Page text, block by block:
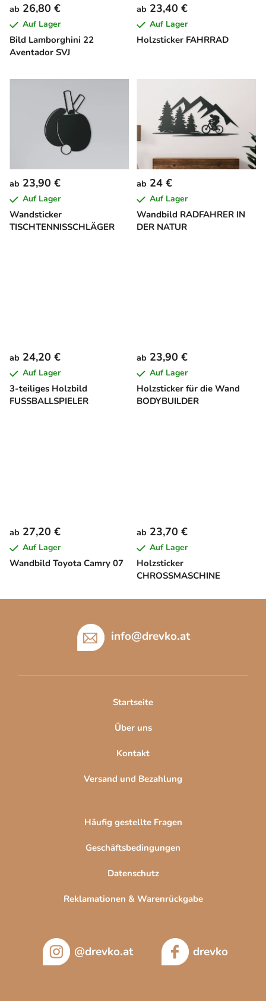
Bild Lamborghini 22
Aventador SVJ
ab 26,80 €
Auf Lager
Holzsticker FAHRRAD
ab 23,40 €
Auf Lager
Wandsticker
TISCHTENNISSCHLÄGER
ab 23,90 €
Auf Lager
Wandbild RADFAHRER IN
DER NATUR
ab 24 €
Auf Lager
3-teiliges Holzbild
FUSSBALLSPIELER
ab 24,20 €
Auf Lager
Holzsticker für die Wand
BODYBUILDER
ab 23,90 €
Auf Lager
Wandbild Toyota Camry 07
ab 27,20 €
Auf Lager
Holzsticker
CHROSSMASCHINE
ab 23,70 €
Auf Lager
info@drevko.at
Startseite
Über uns
Kontakt
Versand und Bezahlung
Häufig gestellte Fragen
Geschäftsbedingungen
Datenschutz
Reklamationen & Warenrückgabe
@drevko.at drevko